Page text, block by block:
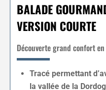
BALADE
VERSION COURTE
Découverte grand confort
Tracé permettant
la vallée de la